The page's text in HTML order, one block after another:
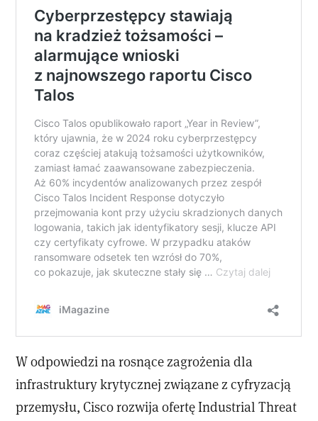
W odpowiedzi na rosnące zagrożenia dla
infrastruktury krytycznej związane z cyfryzacją
przemysłu, Cisco rozwija ofertę Industrial Threat